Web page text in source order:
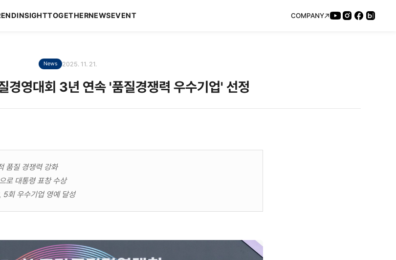
INSIGHTTOGETHERNEWSEVENT COMPANY
News 2025. 11. 21.
경영대회 3년 연속 '품질경쟁력 우수기업' 선정
품질 경쟁력 강화
로 대통령 표창 수상
회 우수기업 영예 달성